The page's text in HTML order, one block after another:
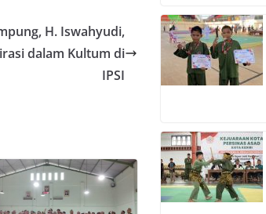
H. Iswahyudi,
dalam Kultum di
IPSI